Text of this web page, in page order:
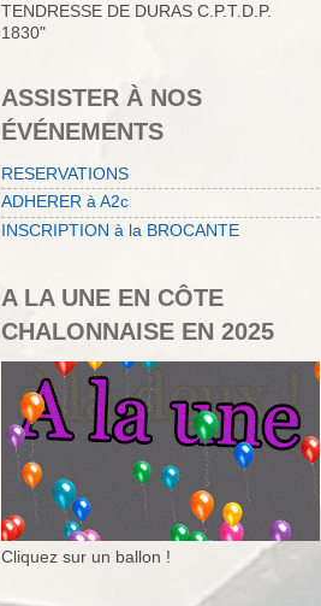
TENDRESSE DE DURAS C.P.T.D.P.
1830"
ASSISTER À NOS
ÉVÉNEMENTS
RESERVATIONS
ADHERER à A2c
INSCRIPTION à la BROCANTE
A LA UNE EN CÔTE
CHALONNAISE EN 2025
Cliquez sur un ballon !